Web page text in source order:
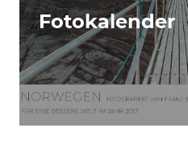
Fotokalender